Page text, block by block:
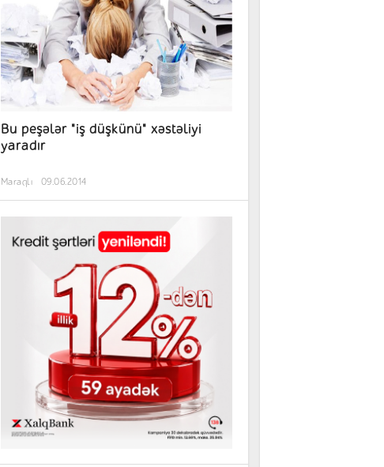
Bu peşələr "iş düşkünü" xəstəliyi
yaradır
Maraqlı 09.06.2014